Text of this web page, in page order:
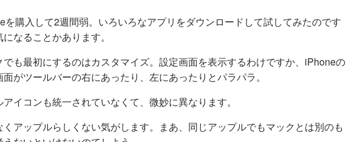
を購入して2週間弱。いろいろなアプリをダウンロードして試してみたのです
なることかあります。
でも最初にするのはカスタマイズ。設定画面を表示するわけですか、iPhoneの
面がツールバーの右にあったり、左にあったりとパラパラ。
アイコンも統一されていなくて、微妙に異なります。
くアップルらしくない気がします。まあ、同じアップルでもマックとは別のも